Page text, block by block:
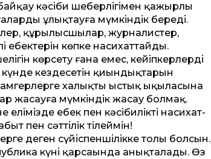
кәсіби шеберлігімен қажырлы
ұлықтауға мүмкіндік береді.
құрылысшылар, журналистер,
көпке насихат­тайды.
көрсету ғана емес, кейіпкерлердің
кездесетін қиындықтарын
халықтың ыстық ықыласына
жасауға мүмкіндік жасау болмақ.
еңбек пен кәсібилікті насихат­
пен сәт­тілік тілеймін!
деген сүйіспеншілікке толы болсын.
күні қарсаңында анықталады. Өз